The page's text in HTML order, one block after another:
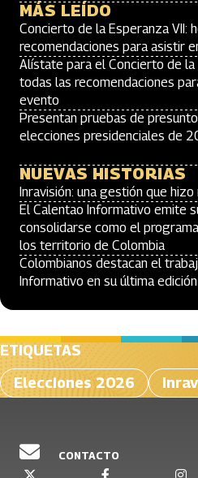
MÁS LEÍDO
Concierto de la Esperanza VII:
recomendaciones para asistir
Alístate para el Concierto de la
todas las recomendaciones
evento
Presentan pruebas de
elecciones presidenciales de
NUEVAS HISTORIAS
Inravisión: una gestión que
El Calentao Informativo emite
consolidarse como el
los territorio de Colombia
Colombianos destacan el
Informativo en su última edición
ETIQUETAS
Elecciones 2026
CONTACTO